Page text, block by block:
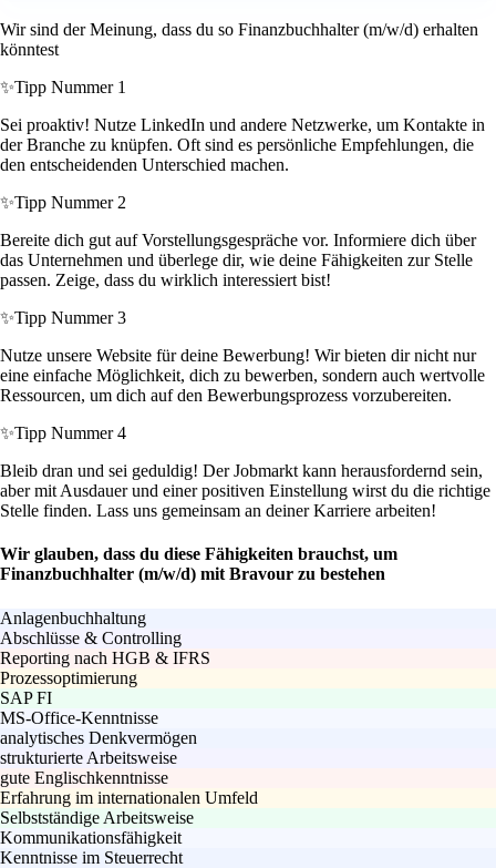
Wir sind der Meinung, dass du so Finanzbuchhalter (m/w/d) erhalten
könntest
✨Tipp Nummer 1
Sei proaktiv! Nutze LinkedIn und andere Netzwerke, um Kontakte in
der Branche zu knüpfen. Oft sind es persönliche Empfehlungen, die
den entscheidenden Unterschied machen.
✨Tipp Nummer 2
Bereite dich gut auf Vorstellungsgespräche vor. Informiere dich über
das Unternehmen und überlege dir, wie deine Fähigkeiten zur Stelle
passen. Zeige, dass du wirklich interessiert bist!
✨Tipp Nummer 3
Nutze unsere Website für deine Bewerbung! Wir bieten dir nicht nur
eine einfache Möglichkeit, dich zu bewerben, sondern auch wertvolle
Ressourcen, um dich auf den Bewerbungsprozess vorzubereiten.
✨Tipp Nummer 4
Bleib dran und sei geduldig! Der Jobmarkt kann herausfordernd sein,
aber mit Ausdauer und einer positiven Einstellung wirst du die richtige
Stelle finden. Lass uns gemeinsam an deiner Karriere arbeiten!
Wir glauben, dass du diese Fähigkeiten brauchst, um
Finanzbuchhalter (m/w/d) mit Bravour zu bestehen
Anlagenbuchhaltung
Abschlüsse & Controlling
Reporting nach HGB & IFRS
Prozessoptimierung
SAP FI
MS-Office-Kenntnisse
analytisches Denkvermögen
strukturierte Arbeitsweise
gute Englischkenntnisse
Erfahrung im internationalen Umfeld
Selbstständige Arbeitsweise
Kommunikationsfähigkeit
Kenntnisse im Steuerrecht